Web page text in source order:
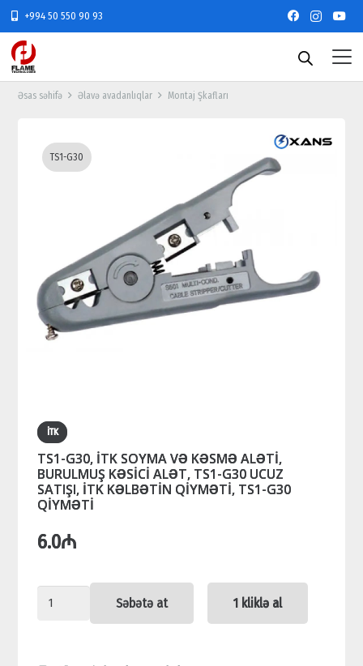
+994 50 550 90 93
Əsas səhifə Əlavə avadanlıqlar Montaj Şkafları
TS1-G30
İTK
TS1-G30, İTK SOYMA VƏ KƏSMƏ ALƏTİ,
BURULMUŞ KƏSİCİ ALƏT, TS1-G30 UCUZ
SATIŞI, İTK KƏLBƏTİN QİYMƏTİ, TS1-G30
QİYMƏTİ
6.0₼
TS1-
Səbətə at 1 kliklə al